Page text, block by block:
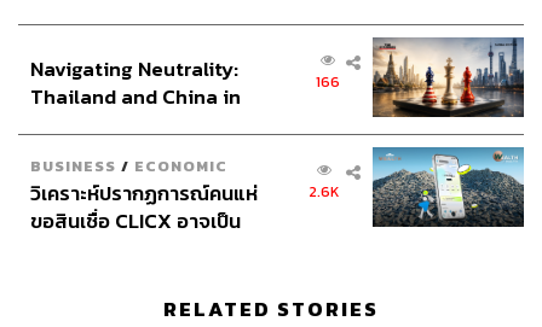
อินโดนีเซีย
Navigating Neutrality:
Thailand and China in
166
BUSINESS / ECONOMIC
วิเคราะห์ปรากฏการณ์คนแห่
ขอสินเชื่อ CLICX อาจเป็น
2.6K
RELATED STORIES